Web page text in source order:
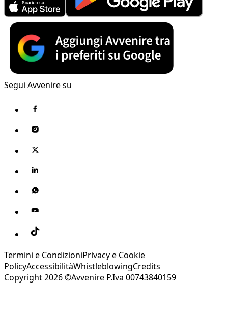
Segui Avvenire su
Termini e CondizioniPrivacy e Cookie
PolicyAccessibilitàWhistleblowingCredits
Copyright 2026 ©Avvenire P.Iva 00743840159